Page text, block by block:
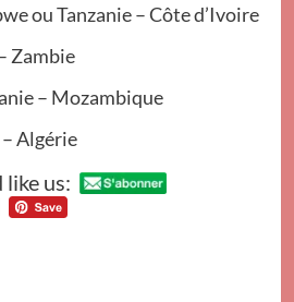
ou Tanzanie – Côte d’Ivoire
Zambie
– Mozambique
Algérie
like us: